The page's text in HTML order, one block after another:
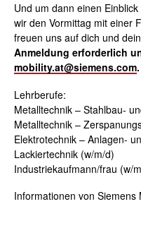
Und um dann einen
wir den Vormittag mit einer
freuen uns auf dich und
Anmeldung erforderlich
mobility.at@siemens.com.
Lehrberufe:
Metalltechnik – Stahlbau-
Metalltechnik –
Elektrotechnik – Anlagen-
Lackiertechnik (w/m/d)
Industriekaufmann/frau (w/
Informationen von Siemens